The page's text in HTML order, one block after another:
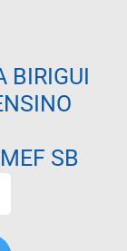
BIRIGUI
SB